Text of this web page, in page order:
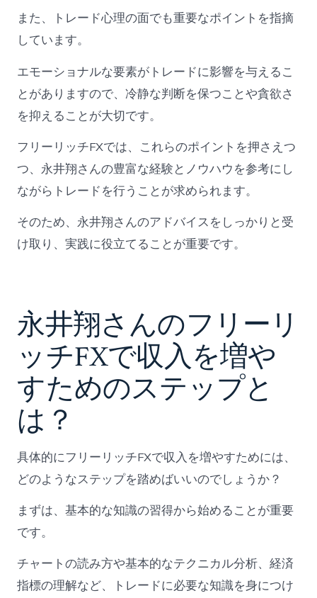
また、トレード心理の面でも重要なポイントを指摘
しています。
エモーショナルな要素がトレードに影響を与えるこ
とがありますので、冷静な判断を保つことや貪欲さ
を抑えることが大切です。
フリーリッチFXでは、これらのポイントを押さえつ
つ、永井翔さんの豊富な経験とノウハウを参考にし
ながらトレードを行うことが求められます。
そのため、永井翔さんのアドバイスをしっかりと受
け取り、実践に役立てることが重要です。
永井翔さんのフリーリ
ッチFXで収入を増や
すためのステップと
は？
具体的にフリーリッチFXで収入を増やすためには、
どのようなステップを踏めばいいのでしょうか？
まずは、基本的な知識の習得から始めることが重要
です。
チャートの読み方や基本的なテクニカル分析、経済
指標の理解など、トレードに必要な知識を身につけ